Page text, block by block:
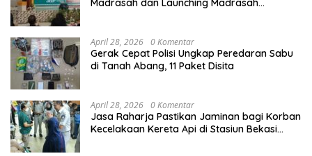
Madrasah dan Launching Madrasah
April 28, 2026 0 Komentar
Gerak Cepat Polisi Ungkap Peredaran Sabu
di Tanah Abang, 11 Paket Disita
April 28, 2026 0 Komentar
Jasa Raharja Pastikan Jaminan bagi Korban
Kecelakaan Kereta Api di Stasiun Bekasi